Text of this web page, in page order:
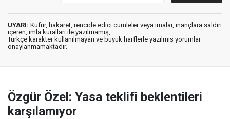
UYARI: Küfür, hakaret, rencide edici cümleler veya imalar, inançlara saldırı
içeren, imla kuralları ile yazılmamış,
Türkçe karakter kullanılmayan ve büyük harflerle yazılmış yorumlar
onaylanmamaktadır.
Özgür Özel: Yasa teklifi beklentileri
karşılamıyor